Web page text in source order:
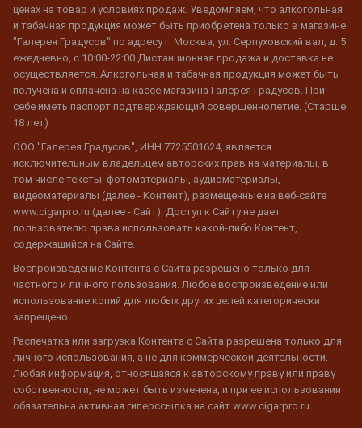
ценах на товар и условиях продаж. Уведомляем, что алкогольная
и табачная продукция может быть приобретена только в магазине
"Галерея Градусов" по адресу г. Москва, ул. Серпуховский вал, д. 5
ежедневно, с 10:00-22:00 Дистанционная продажа и доставка не
осуществляется. Алкогольная и табачная продукция может быть
получена и оплачена на кассе магазина Галерея Градусов. При
себе иметь паспорт подтверждающий совершеннолетие. (Старше
18 лет)
ООО "Галерея Градусов", ИНН 7725501624, является
исключительным владельцем авторских прав на материалы, в
том числе тексты, фотоматериалы, аудиоматериалы,
видеоматериалы (далее - Контент), размещенные на веб-сайте
www.cigarpro.ru (далее - Сайт). Доступ к Сайту не дает
пользователю права использовать какой-либо Контент,
содержащийся на Сайте.
Воспроизведение Контента с Сайта разрешено только для
частного и личного пользования. Любое воспроизведение или
использование копий для любых других целей категорически
запрещено.
Распечатка или загрузка Контента с Сайта разрешена только для
личного использования, а не для коммерческой деятельности.
Любая информация, относящаяся к авторскому праву или праву
собственности, не может быть изменена, и при ее использовании
обязательна активная гиперссылка на сайт www.cigarpro.ru